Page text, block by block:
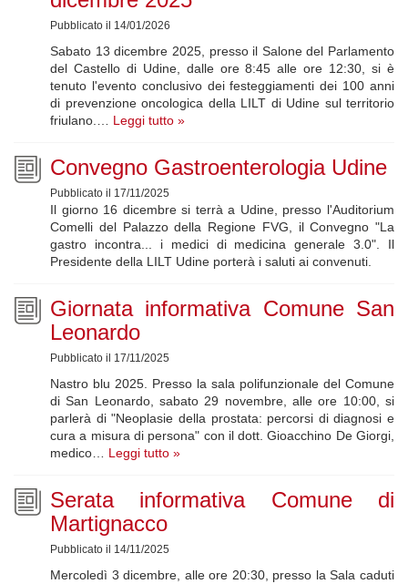
Pubblicato il 14/01/2026
Sabato 13 dicembre 2025, presso il Salone del Parlamento
del Castello di Udine, dalle ore 8:45 alle ore 12:30, si è
tenuto l'evento conclusivo dei festeggiamenti dei 100 anni
di prevenzione oncologica della LILT di Udine sul territorio
friulano.… Leggi tutto »
Convegno Gastroenterologia Udine
Pubblicato il 17/11/2025
Il giorno 16 dicembre si terrà a Udine, presso l'Auditorium
Comelli del Palazzo della Regione FVG, il Convegno "La
gastro incontra... i medici di medicina generale 3.0". Il
Presidente della LILT Udine porterà i saluti ai convenuti.
Giornata informativa Comune San
Leonardo
Pubblicato il 17/11/2025
Nastro blu 2025. Presso la sala polifunzionale del Comune
di San Leonardo, sabato 29 novembre, alle ore 10:00, si
parlerà di "Neoplasie della prostata: percorsi di diagnosi e
cura a misura di persona" con il dott. Gioacchino De Giorgi,
medico… Leggi tutto »
Serata informativa Comune di
Martignacco
Pubblicato il 14/11/2025
Mercoledì 3 dicembre, alle ore 20:30, presso la Sala caduti